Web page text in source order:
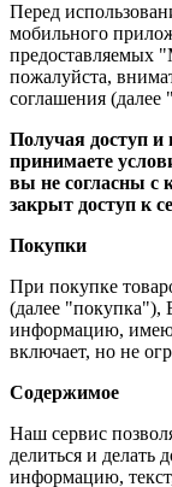
Перед
мобильного
предоставляемых
пожалуйста,
соглашения (далее
Получая доступ и
принимаете
вы не согласны с
закрыт доступ к
Покупки
При покупке
(далее "покупка"),
информацию,
включает, но не
Содержимое
Наш сервис
делиться и
информацию,